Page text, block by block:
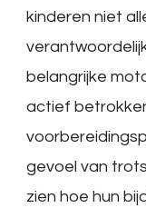
kinderen niet
belangrijke
actief
gevoel van
zien hoe hun